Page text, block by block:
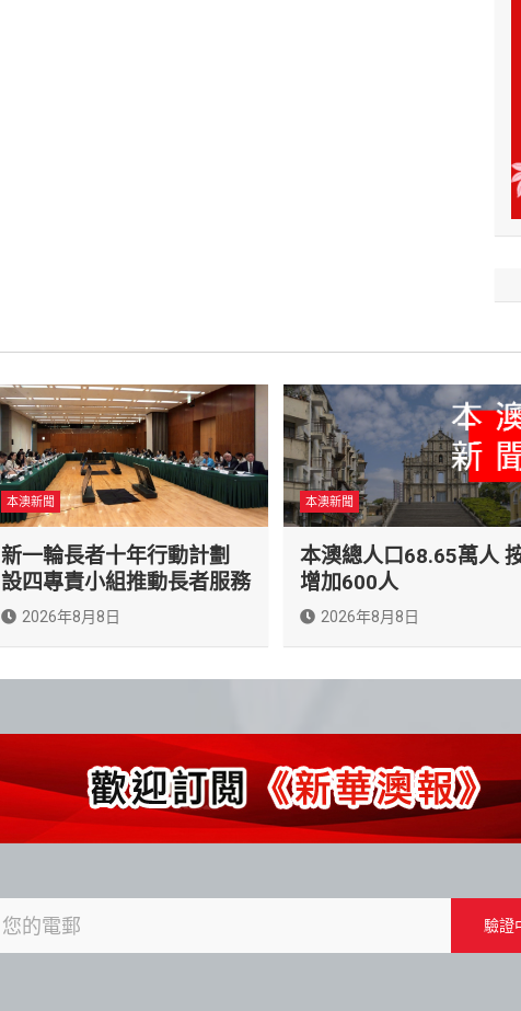
本澳新聞
新一輪長者十年行動計劃
設四專責小組推動長者服務
2026年8月8日
本澳新聞
本澳總人口68.65萬人
增加600人
2026年8月8日